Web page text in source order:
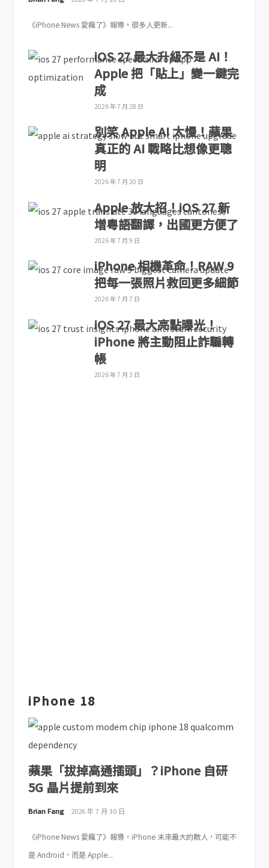
《iPhone News 愛瘋了》報導，很多人更新...
iOS 27 最大升級不是 AI！
Apple 把「貼上」變一鍵完
成
2026 年 7 月 28 日
別笑 Apple AI 太慢！蘋果
真正的 AI 戰略比想像更聰
明
2026 年 7 月 20 日
Apple 放大招！iOS 27 新
增粵語翻譯，出國更方便了
2026 年 7 月 9 日
iPhone 相機革命！RAW 9
把每一張照片救回更多細節
2026 年 7 月 7 日
iOS 27 最大亮點曝光！
iPhone 將主動阻止詐騙轉
帳
2026 年 7 月 3 日
iPhone 18
蘋果「拔掉高通插頭」？iPhone 自研
5G 晶片提前到來
Brian Fang 2026 年 7 月 30 日
《iPhone News 愛瘋了》報導，iPhone 未來最大的敵人，可能不
是 Android，而是 Apple...